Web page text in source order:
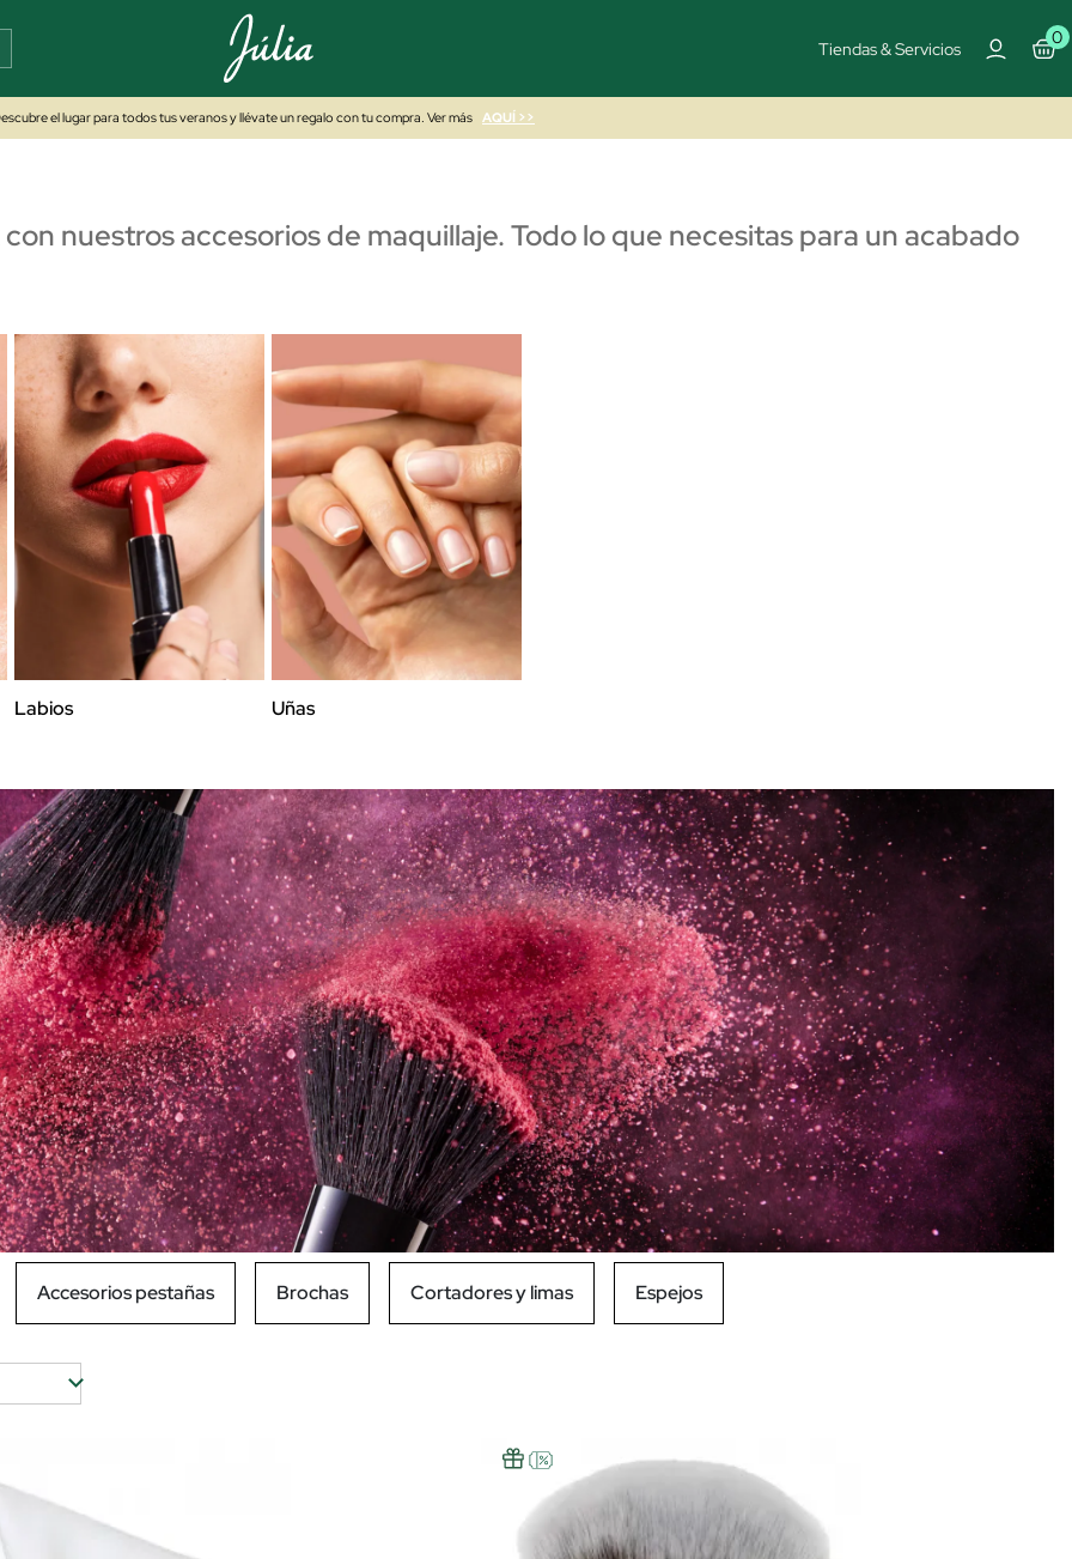
Tiendas & Servicios
0
el lugar para todos tus veranos y llévate un regalo con tu compra. Ver más AQUÍ >>
nuestros accesorios de maquillaje. Todo lo que necesitas para un acabado
Labios Uñas
Accesorios pestañas Brochas Cortadores y limas Espejos